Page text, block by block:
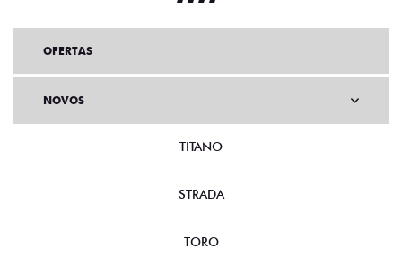
OFERTAS
NOVOS
TITANO
STRADA
TORO